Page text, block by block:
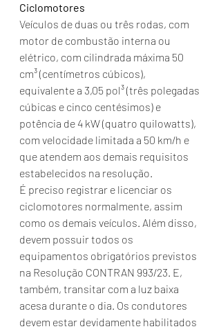
Ciclomotores
Veículos de duas ou três rodas, com
motor de combustão interna ou
elétrico, com cilindrada máxima 50
cm³ (centímetros cúbicos),
equivalente a 3,05 pol³ (três polegadas
cúbicas e cinco centésimos) e
potência de 4 kW (quatro quilowatts),
com velocidade limitada a 50 km/h e
que atendem aos demais requisitos
estabelecidos na resolução.
É preciso registrar e licenciar os
ciclomotores normalmente, assim
como os demais veículos. Além disso,
devem possuir todos os
equipamentos obrigatórios previstos
na Resolução CONTRAN 993/23. E,
também, transitar com a luz baixa
acesa durante o dia. Os condutores
devem estar devidamente habilitados